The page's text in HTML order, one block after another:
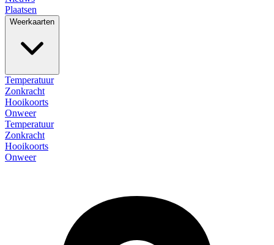
Plaatsen
Weerkaarten
Temperatuur
Zonkracht
Hooikoorts
Onweer
Temperatuur
Zonkracht
Hooikoorts
Onweer